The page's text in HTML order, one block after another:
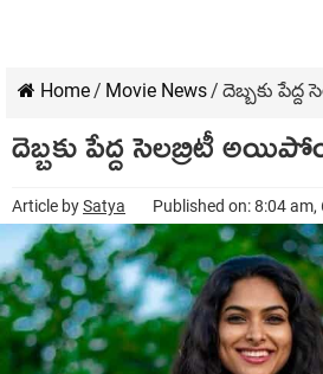
Home/ Movie News/ దెబ్బకు
దెబ్బకు పేద్ద సెలబ్రిటీ
Article bySatya Published on: 8:04